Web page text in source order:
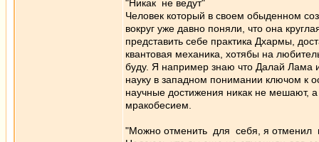
"Никак не ведут"
Человек который в своем обыденном
вокруг уже давно поняли, что она
представить себе практика Дхармы,
квантовая механика, хотябы на
буду. Я например знаю что Далай Лама
науку в западном понимании ключом к
научные достижения никак не мешают,
мракобесием.
"Можно отменить для себя, я отменил